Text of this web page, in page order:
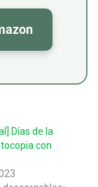
Días de la
con